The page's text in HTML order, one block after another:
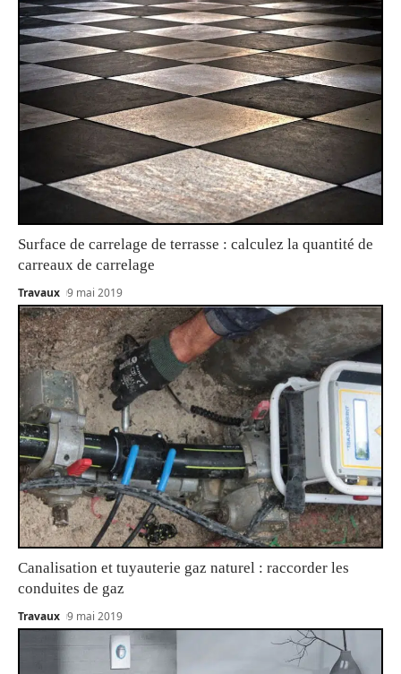
Surface de carrelage de terrasse : calculez la quantité de
carreaux de carrelage
Travaux 9 mai 2019
Canalisation et tuyauterie gaz naturel : raccorder les
conduites de gaz
Travaux 9 mai 2019